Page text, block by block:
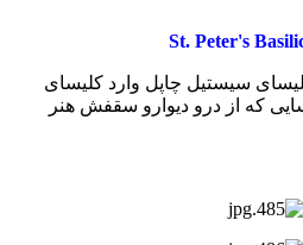
سیستیل چاپل وارد کلیسای
که از درو دیوارو سقفش هنر